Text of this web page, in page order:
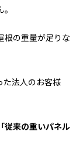
根の重量が足りな
た法人のお客様
従来の重いパネル